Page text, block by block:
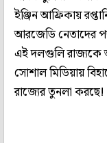
ইঞ্জিন আফ্রিকায়
আরজেডি নেতাদের
এই দলগুলি রাজ্যকে
সোশাল মিডিয়ায়
রাজ্যের তুনলা